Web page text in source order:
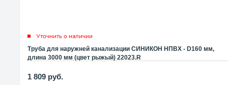
Уточнить о наличии
Труба для наружней канализации СИНИКОН НПВХ - D160 мм,
длина 3000 мм (цвет рыжый) 22023.R
1 809 руб.